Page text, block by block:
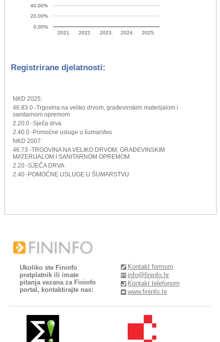
2021. 2022. 2023. 2024. 2025.
0,00%
20,00%
40,00%
Registrirane djelatnosti:
NKD 2025:
46.83.0 -Trgovina na veliko drvom, građevinskim materijalom i
sanitarnom opremom
2.20.0 -Sječa drva
2.40.0 -Pomoćne usluge u šumarstvu
NKD 2007:
46.73 -TRGOVINA NA VELIKO DRVOM, GRAĐEVINSKIM
MATERIJALOM I SANITARNOM OPREMOM
2.20 -SJEČA DRVA
2.40 -POMOĆNE USLUGE U ŠUMARSTVU
Ukoliko ste Fininfo
pretplatnik ili imate
pitanja vezana za Fininfo
portal, kontaktirajte nas:
Kontakt formom
info@fininfo.hr
Kontakt telefonom
www.fininfo.hr